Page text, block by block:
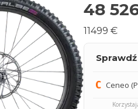
48
11499 €
Ceneo